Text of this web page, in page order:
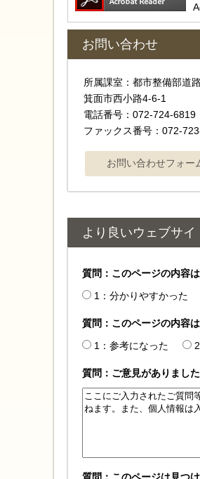
お問い合わせ
所属課室：都市整備部道
箕面市西小路4-6-1
電話番号：072-724-6819
ファックス番号：072-
より良いウェブサ
質問：このページの内容
1：分かりやすかった
質問：このページの内容
1：参考になった
質問：ご意見がありまし